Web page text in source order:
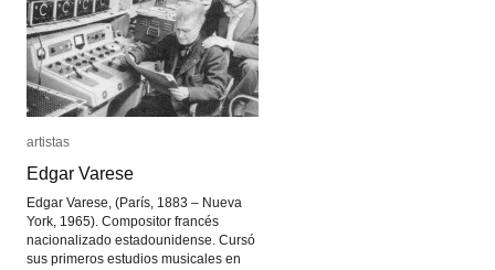
artistas
Edgar Varese
Edgar Varese, (París, 1883 – Nueva
York, 1965). Compositor francés
nacionalizado estadounidense. Cursó
sus primeros estudios musicales en
artistas
Edgar Varese